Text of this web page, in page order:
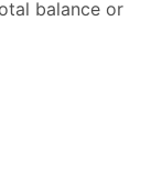
balance or